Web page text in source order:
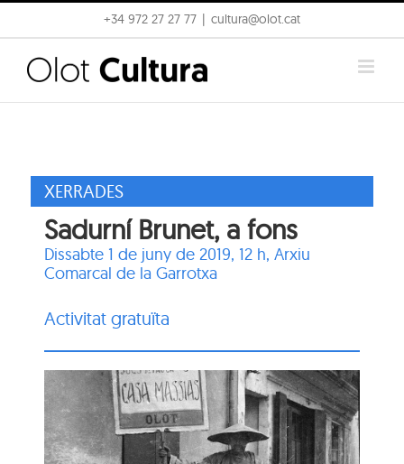
to
content
+34 972 27 27 77 cultura@olot.cat
XERRADES
Sadurní Brunet, a fons
Dissabte 1 de juny de 2019, 12 h,Arxiu
Comarcal de la Garrotxa
Activitat gratuïta